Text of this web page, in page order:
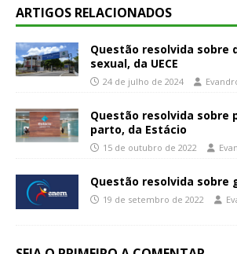
ARTIGOS RELACIONADOS
Questão resolvida sobre
sexual, da UECE
24 de julho de 2024
Questão resolvida sobre
parto, da Estácio
15 de outubro de 2022
Questão resolvida sobre
19 de setembro de 2022